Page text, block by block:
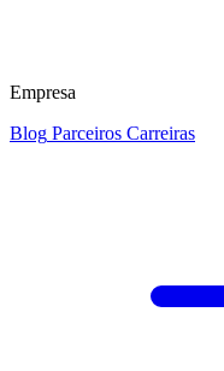
Empresa
Blog Parceiros Carreiras